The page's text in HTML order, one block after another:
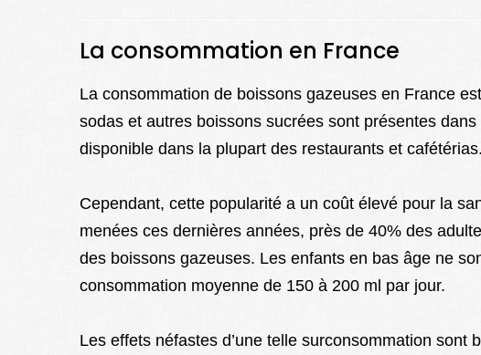
La consommation en France
La consommation de boissons gazeuses en France
sodas et autres boissons sucrées sont présentes
disponible dans la plupart des restaurants et cafétérias.
Cependant, cette popularité a un coût élevé pour la
menées ces dernières années, près de 40% des
des boissons gazeuses. Les enfants en bas âge ne
consommation moyenne de 150 à 200 ml par jour.
Les effets néfastes d’une telle surconsommation sont